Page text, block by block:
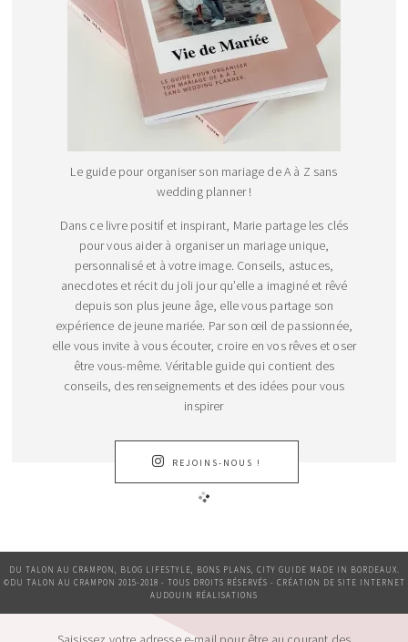
Le guide pour organiser son mariage de A à Z sans
wedding planner !
Dans ce livre positif et inspirant, Marie partage les clés
pour vous aider à organiser un mariage unique,
personnalisé et à votre image. Conseils, astuces,
anecdotes et récit du joli jour qu’elle a imaginé et rêvé
depuis son plus jeune âge, elle vous partage son
expérience de jeune mariée. Par son œil de passionnée,
elle vous invite à vous écouter, croire en vos rêves et oser
être vous-même. Véritable guide qui contient des
conseils, des renseignements et des idées pour vous
inspirer
REJOINS-NOUS !
DU TALON AU CRAMPON, BLOG LIFESTYLE, BONS PLANS, CITY GUIDE MADE IN BORDEAUX.
©DU TALON AU CRAMPON 2015-2018 - TOUS DROITS RÉSERVÉS - CRÉATION DE SITE INTERNET
AUDOUIN RÉALISATIONS